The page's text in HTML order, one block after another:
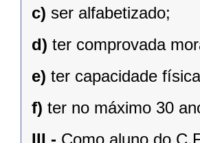
c) ser alfabetizado;
d) ter comprovada
e) ter capacidade
f) ter no máximo 30
III - Como aluno do